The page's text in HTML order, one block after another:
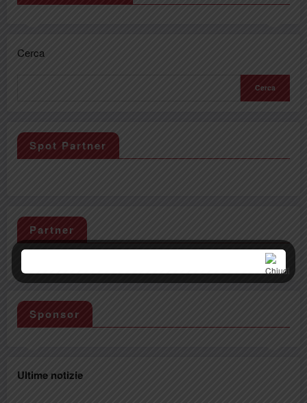
Cerca
Cerca
Spot Partner
Partner
Sponsor
Ultime notizie